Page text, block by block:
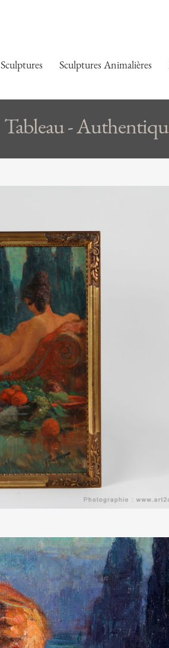
Sculptures Sculptures Animalières
Tableau -